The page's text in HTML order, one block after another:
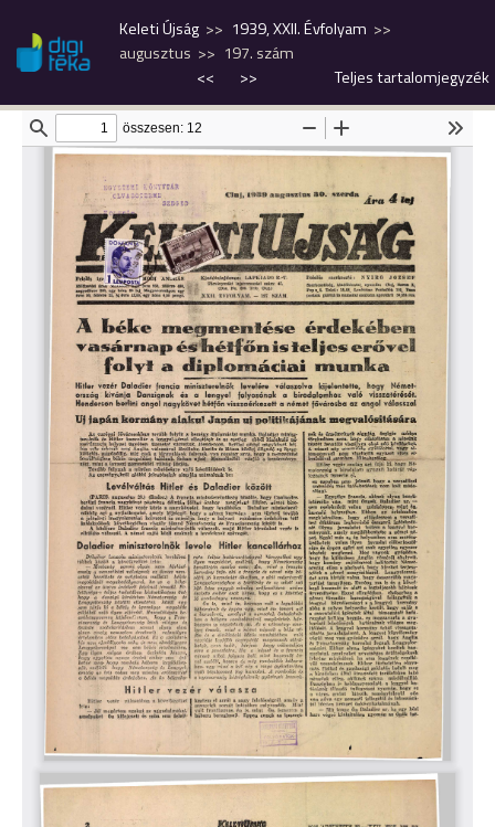
Keleti Újság
1939, XXII. Évfolyam
augusztus
197. szám
<<
>> Teljes tartalomjegyzék